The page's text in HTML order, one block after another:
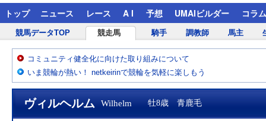
トップ ニュース レース A I 予想 UMAIビルダー コラム
競馬データTOP 競走馬 騎手 調教師 馬主
コミュニティ健全化に向けた取り組みについて
いま競輪が熱い！ netkeirinで競輪を気軽に楽しもう
ヴィルヘルム Wilhelm 牡8歳 青鹿毛